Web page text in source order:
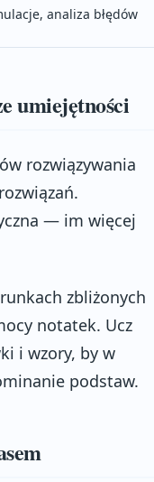
analiza błędów
umiejętności
rozwiązywania
— im więcej
zbliżonych
notatek. Ucz
i wzory, by w
podstaw.